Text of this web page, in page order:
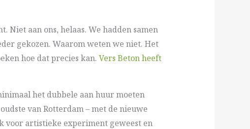
Niet aan ons, helaas. We hadden samen
gekozen. Waarom weten we niet. Het
hoe dat precies kan. Vers Beton heeft
het dubbele aan huur moeten
van Rotterdam – met de nieuwe
voor artistieke experiment geweest en